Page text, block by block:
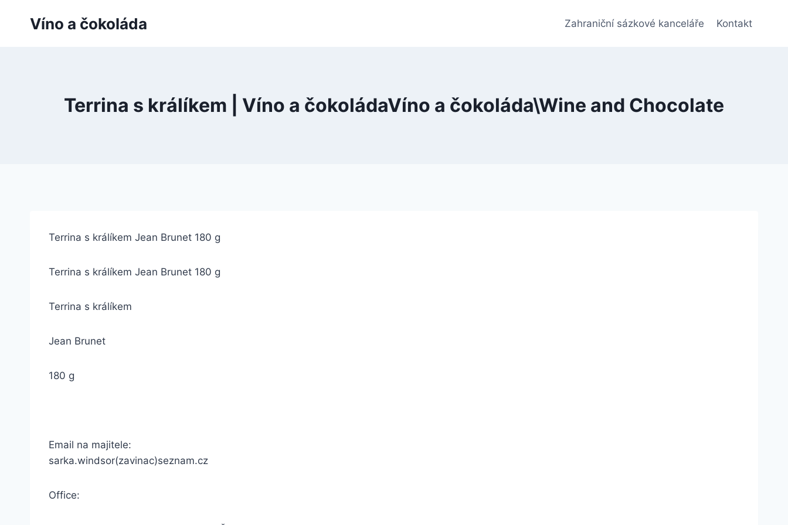
Víno a čokoláda Zahraniční sázkové kanceláře Kontakt
Terrina s králíkem | Víno a čokoládaVíno a čokoláda\Wine and Chocolate
Terrina s králíkem Jean Brunet 180 g
Terrina s králíkem Jean Brunet 180 g
Terrina s králíkem
Jean Brunet
180 g
Email na majitele:
sarka.windsor(zavinac)seznam.cz
Office: